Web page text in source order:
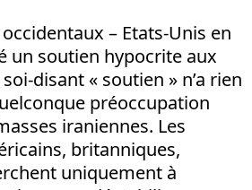
– Etats-Unis en
un soutien hypocrite aux
disant « soutien » n’a rien
préoccupation
iraniennes. Les
britanniques,
uniquement à